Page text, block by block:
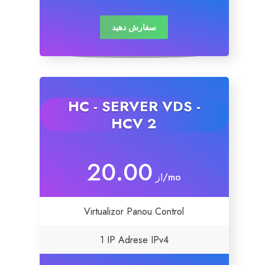
Licente cPanel WHM
Licente WHMSonic
Aplicatii Mobil
سفارش دهید
HC - SERVER VDS -
HCV 2
از 20.00 /mo
Virtualizor Panou Control
1 IP Adrese IPv4